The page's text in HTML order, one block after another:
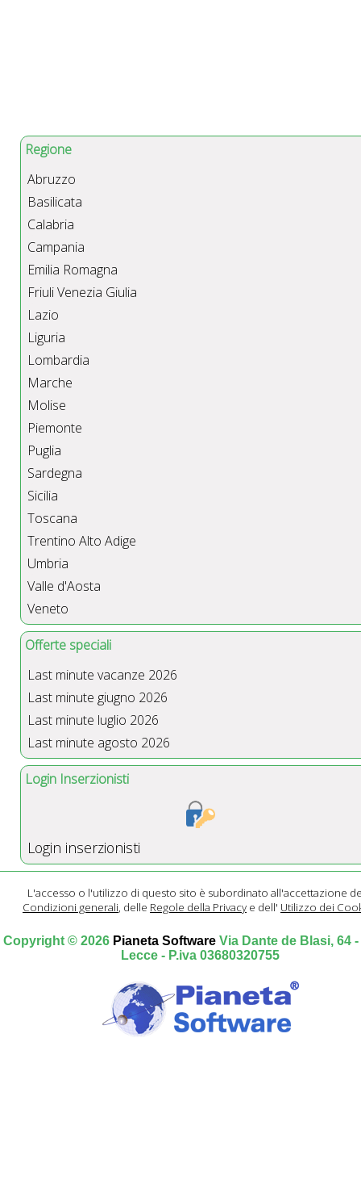
Regione
Abruzzo
Basilicata
Calabria
Campania
Emilia Romagna
Friuli Venezia Giulia
Lazio
Liguria
Lombardia
Marche
Molise
Piemonte
Puglia
Sardegna
Sicilia
Toscana
Trentino Alto Adige
Umbria
Valle d'Aosta
Veneto
Offerte speciali
Last minute vacanze 2026
Last minute giugno 2026
Last minute luglio 2026
Last minute agosto 2026
Login Inserzionisti
Login inserzionisti
L'accesso o l'utilizzo di questo sito è subordinato all'accettazione
Condizioni generali, delle Regole della Privacy e dell' Utilizzo dei
Copyright © 2026 Pianeta SoftwareVia Dante de Blasi, 64 -
Lecce - P.iva 03680320755